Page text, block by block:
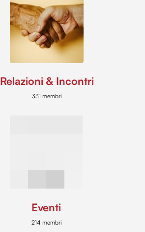
Relazioni & Incontri
331 membri
Eventi
214 membri